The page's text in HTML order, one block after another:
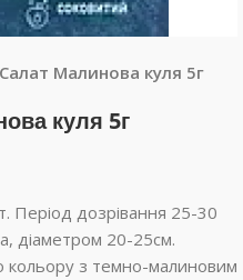
Малинова куля 5г
куля 5г
Період дозрівання 25-30
діаметром 20-25см.
кольору з темно-малиновим